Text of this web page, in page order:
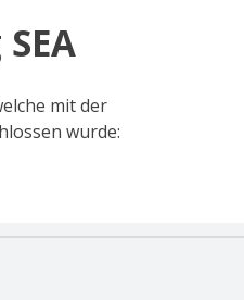
mit der
wurde: